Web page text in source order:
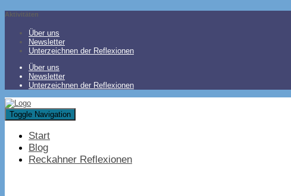
Aktivitäten
Über uns
Newsletter
Unterzeichnen der Reflexionen
Über uns
Newsletter
Unterzeichnen der Reflexionen
Toggle Navigation
Start
Blog
Reckahner Reflexionen